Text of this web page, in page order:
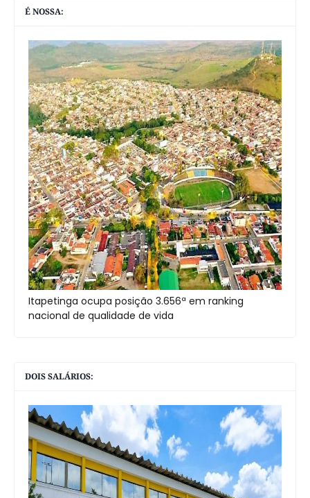
É NOSSA:
Itapetinga ocupa posição 3.656ª em ranking
nacional de qualidade de vida
DOIS SALÁRIOS: